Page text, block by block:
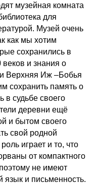
музейная комната
для
Музей очень
как мы хотим
сохранились в
и знания о
Верхняя Иж –Бобья
сохранить память о
судьбе своего
деревни ещё
и бытом своего
свой родной
играет и то, что
от компактного
не имеют
язык и письменность.